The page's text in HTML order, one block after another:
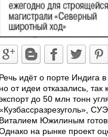
Речь идёт о порте Индига
но от идеи отказались,
до 50 млн тонн
Виталием Южилиным
на рынке проект